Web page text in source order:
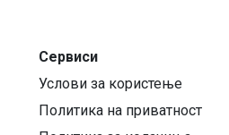
Сервиси
Услови за користење
Политика на приватност